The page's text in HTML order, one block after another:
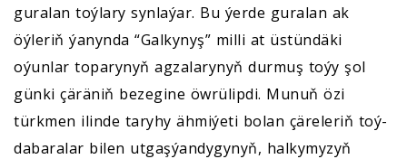
guralan toýlary synlaýar. Bu ýerde guralan ak
öýleriň ýanynda “Galkynyş” milli at üstündäki
oýunlar toparynyň agzalarynyň durmuş toýy şol
günki çäräniň bezegine öwrülipdi. Munuň özi
türkmen ilinde taryhy ähmiýeti bolan çäreleriň toý-
dabaralar bilen utgaşýandygynyň, halkymyzyň